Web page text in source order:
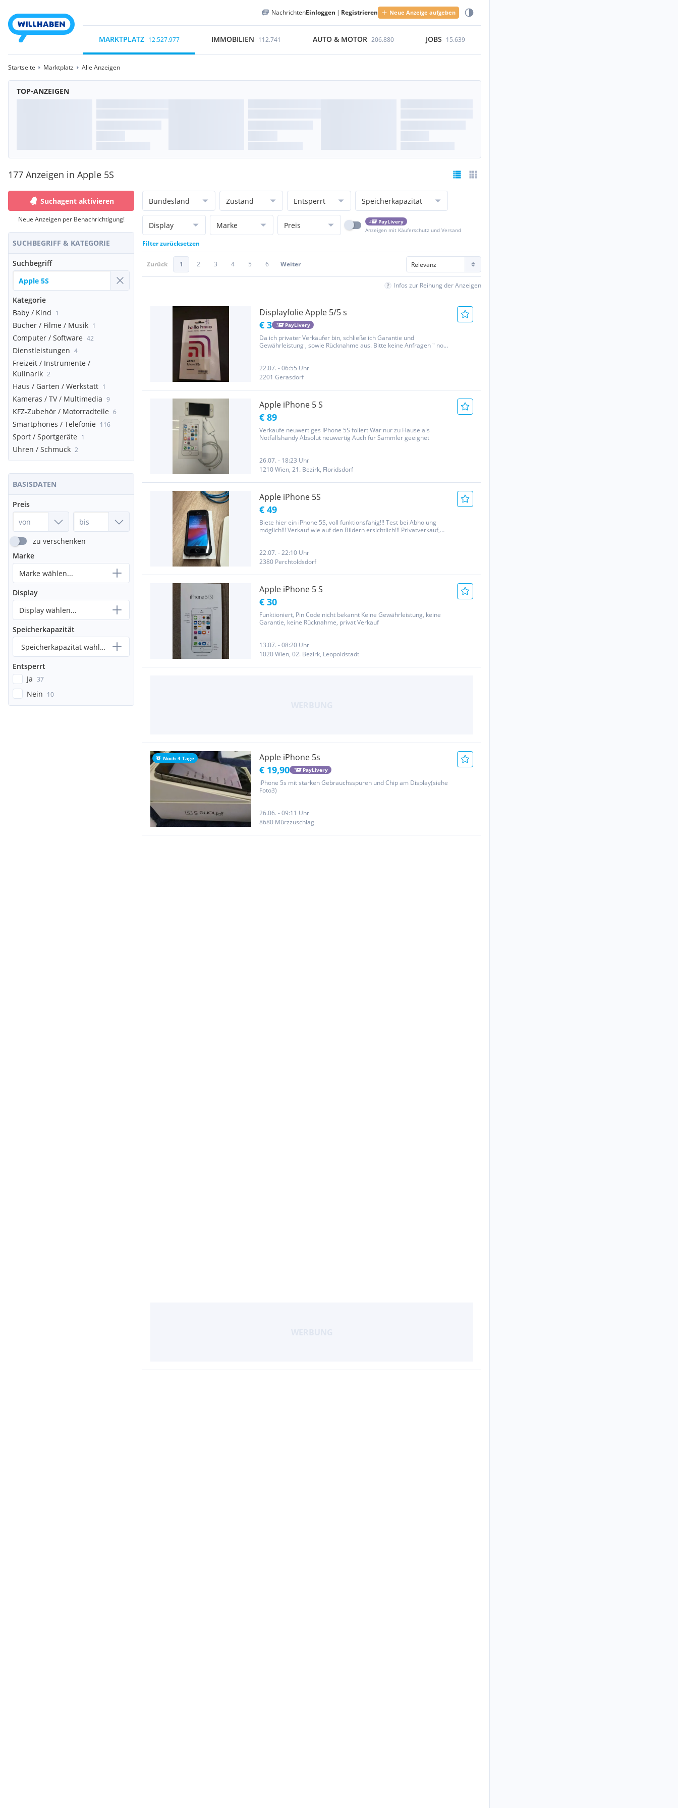
NachrichtenEinloggen | Registrieren Neue Anzeige aufgeben
MARKTPLATZ 12.527.977 IMMOBILIEN 112.741 AUTO & MOTOR 206.880 JOBS 15.639
Startseite Marktplatz Alle Anzeigen
TOP-ANZEIGEN
177 Anzeigen in Apple 5S
Suchagent aktivieren
Neue Anzeigen per Benachrichtigung!
SUCHBEGRIFF & KATEGORIE
Suchbegriff
Kategorie
Baby / Kind 1
Bücher / Filme / Musik 1
Computer / Software 42
Dienstleistungen 4
Freizeit / Instrumente /
Kulinarik 2
Haus / Garten / Werkstatt 1
Kameras / TV / Multimedia 9
KFZ-Zubehör / Motorradteile 6
Smartphones / Telefonie 116
Sport / Sportgeräte 1
Uhren / Schmuck 2
BASISDATEN
Preis
zu verschenken
Marke
Marke wählen...
Display
Display wählen...
Speicherkapazität
Speicherkapazität wählen...
Entsperrt
Ja 37
Nein 10
Bundesland Zustand Entsperrt Speicherkapazität
Display Marke Preis
PayLivery
Anzeigen mit Käuferschutz und Versand
Filter zurücksetzen
Zurück 1 2 3 4 5 6 Weiter
Infos zur Reihung der Anzeigen
Displayfolie Apple 5/5 s
€ 3 PayLivery
Da ich privater Verkäufer bin, schließe ich Garantie und
Gewährleistung , sowie Rücknahme aus. Bitte keine Anfragen " noch
willhaben...
22.07. - 06:55 Uhr
2201 Gerasdorf
Apple iPhone 5 S
€ 89
Verkaufe neuwertiges IPhone 5S foliert War nur zu Hause als
Notfallshandy Absolut neuwertig Auch für Sammler geeignet
26.07. - 18:23 Uhr
1210 Wien, 21. Bezirk, Floridsdorf
Apple iPhone 5S
€ 49
Biete hier ein iPhone 5S, voll funktionsfähig!!! Test bei Abholung
möglich!!! Verkauf wie auf den Bildern ersichtlich!!! Privatverkauf,
22.07. - 22:10 Uhr
2380 Perchtoldsdorf
Apple iPhone 5 S
€ 30
Funktioniert, Pin Code nicht bekannt Keine Gewährleistung, keine
Garantie, keine Rücknahme, privat Verkauf
13.07. - 08:20 Uhr
1020 Wien, 02. Bezirk, Leopoldstadt
Noch 4 Tage Apple iPhone 5s
€ 19,90 PayLivery
iPhone 5s mit starken Gebrauchsspuren und Chip am Display(siehe
Foto3)
26.06. - 09:11 Uhr
8680 Mürzzuschlag